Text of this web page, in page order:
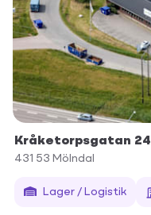
Kråketorpsgatan 24
431 53 Mölndal
Lager / Logistik